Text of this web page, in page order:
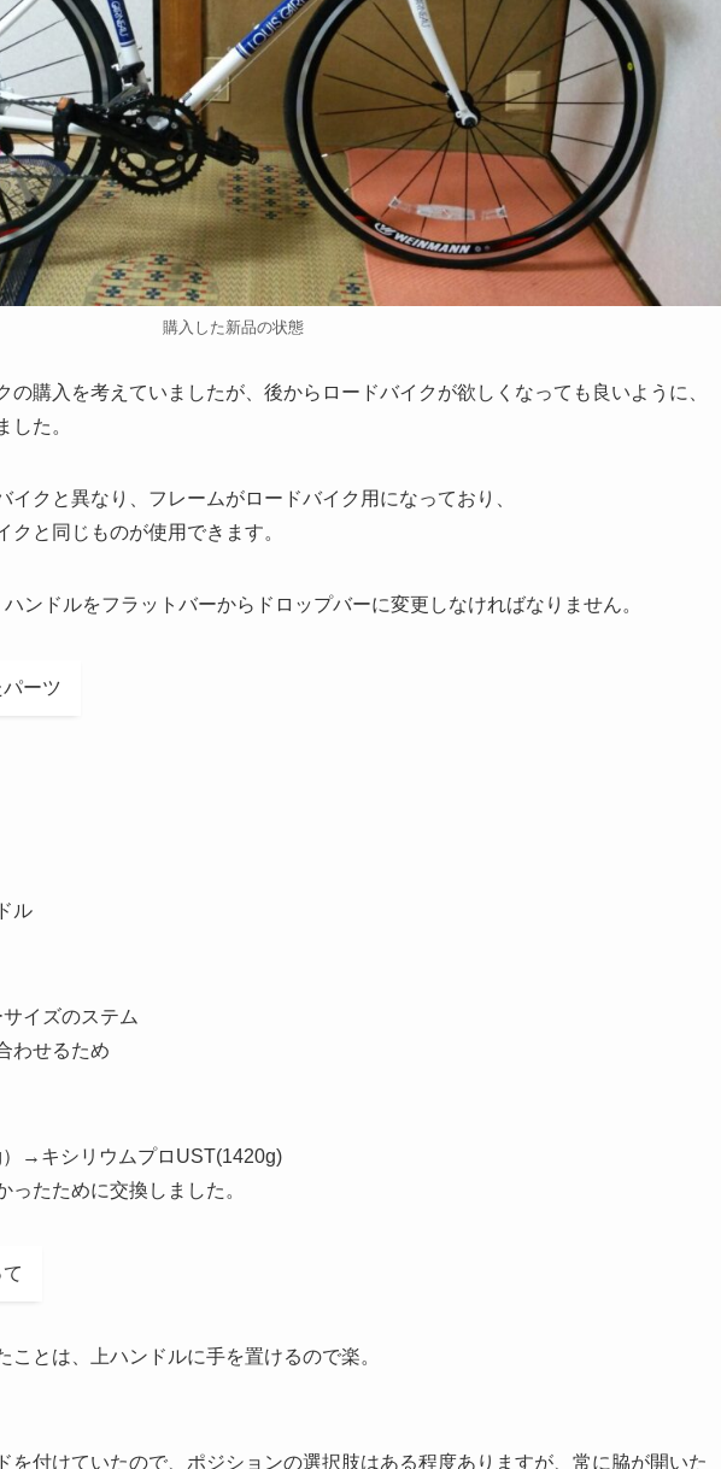
購入した新品の状態
の購入を考えていましたが、後からロードバイクが欲しくなっても良いように、
した。
イクと異なり、フレームがロードバイク用になっており、
と同じものが使用できます。
ンドルをフラットバーからドロップバーに変更しなければなりません。
ーツ
ル
イズのステム
わせるため
→キシリウムプロUST(1420g)
たために交換しました。
ことは、上ハンドルに手を置けるので楽。
を付けていたので、ポジションの選択肢はある程度ありますが、常に脇が開いた